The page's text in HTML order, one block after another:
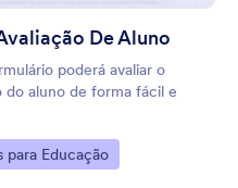
De Aluno
poderá avaliar o
do aluno de forma fácil e
para Educação